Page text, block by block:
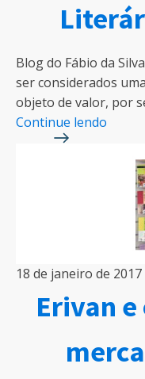
Blog do Fábio da
ser considerados
objeto de valor, por
Continue lendo
18 de janeiro de 2017
Erivan